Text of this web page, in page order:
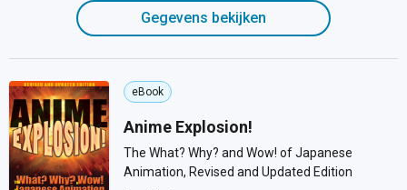
Gegevens bekijken
eBook
Anime Explosion!
The What? Why? and Wow! of Japanese
Animation, Revised and Updated Edition